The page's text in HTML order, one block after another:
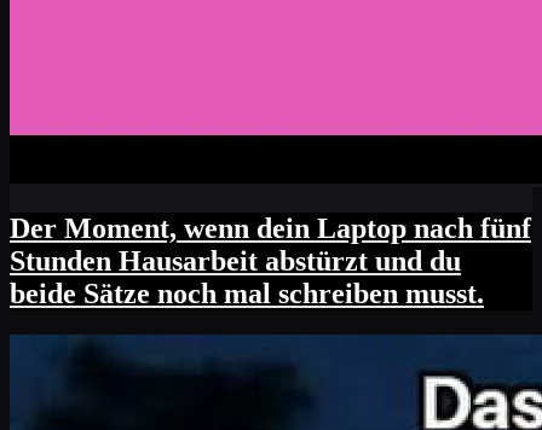
Der Moment, wenn dein Laptop nach fünf
Stunden Hausarbeit abstürzt und du
beide Sätze noch mal schreiben musst.